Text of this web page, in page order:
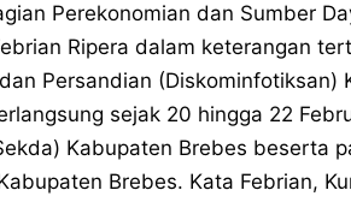
Perekonomian dan Sumber
Ripera dalam keterangan
Persandian (Diskominfotiksan)
sejak 20 hingga 22
Kabupaten Brebes beserta
Brebes. Kata Febrian,